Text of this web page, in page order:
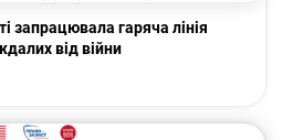
запрацювала гаряча лінія
від війни